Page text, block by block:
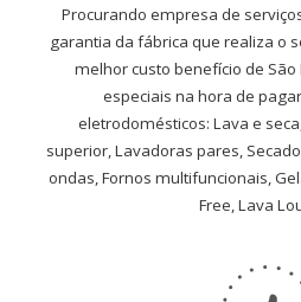
Procurando empresa de
garantia da fábrica que realiza o
melhor custo benefício de São
especiais na hora de
eletrodomésticos: Lava e
superior, Lavadoras pares,
ondas, Fornos multifuncionais,
Free, Lava